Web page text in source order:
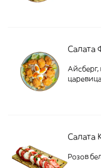
Салата
Салата
Розов